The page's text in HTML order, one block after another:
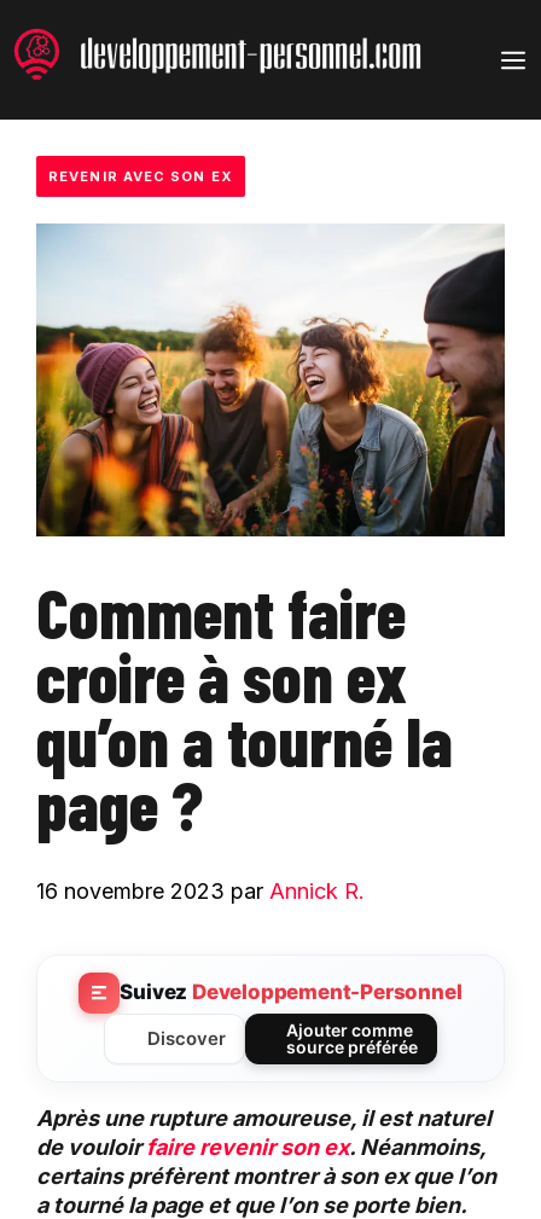
au
contenu
REVENIR AVEC SON EX
Comment faire
croire à son ex
qu’on a tourné la
page ?
16 novembre 2023 par Annick R.
Suivez Developpement-Personnel
Discover
Ajouter comme
source préférée
Après une rupture amoureuse, il est naturel
de vouloirfaire revenir son ex. Néanmoins,
certains préfèrent montrer à son ex que l’on
a tourné la page et que l’on se porte bien.